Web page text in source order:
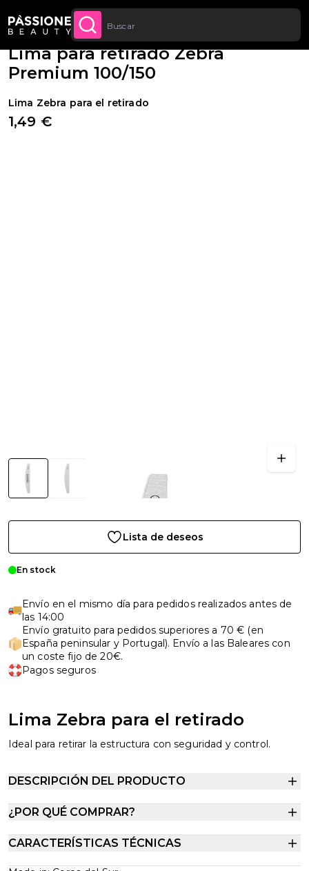
Descuento cantidad: desde un -5 % en todos
los pedidos a partir de 250 €
Migaja de pan
Aparatos y herramientas
Lima para retirado Zebra
Premium 100/150
Lima Zebra para el retirado
1,49 €
Lista de deseos
En stock
Envío en el mismo día para pedidos realizados antes de
las 14:00
Envío gratuito para pedidos superiores a 70 € (en
España peninsular y Portugal). Envío a las Baleares con
un coste fijo de 20€.
Pagos seguros
Lima Zebra para el retirado
Ideal para retirar la estructura con seguridad y control.
DESCRIPCIÓN DEL PRODUCTO
¿POR QUÉ COMPRAR?
CARACTERÍSTICAS TÉCNICAS